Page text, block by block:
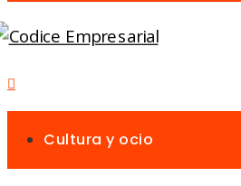
Cultura y ocio